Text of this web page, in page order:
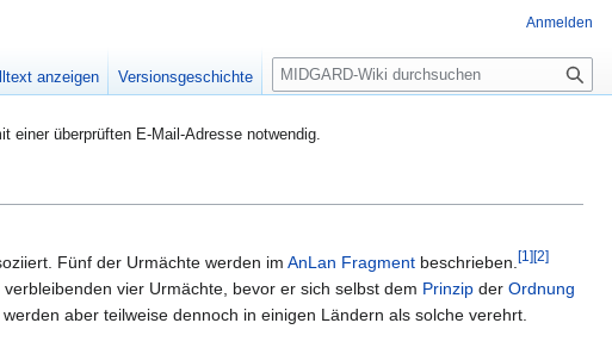
einer überprüften E-Mail-Adresse notwendig.
Fünf der Urmächte werden im AnLan Fragment beschrieben.[1][2]
vier Urmächte, bevor er sich selbst dem Prinzip der Ordnung
werden aber teilweise dennoch in einigen Ländern als solche verehrt.
Anmelden
anzeigen Versionsgeschichte
S
u
h